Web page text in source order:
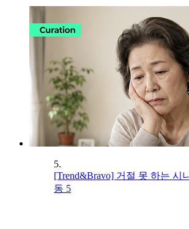
5.
[Trend&Bravo] 거절 못 하는 시
동 5